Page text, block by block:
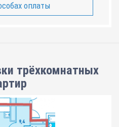
оплаты
трёхкомнатных